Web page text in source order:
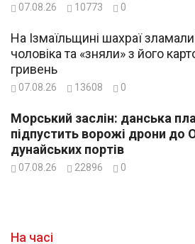
07.08.26 10773 0
На Ізмаїльщині шахраї
чоловіка та «зняли» з його
гривень
07.08.26 13608 0
Морський заслін: данська
підпустить ворожі дрони до
дунайських портів
07.08.26 22896 0
На часі